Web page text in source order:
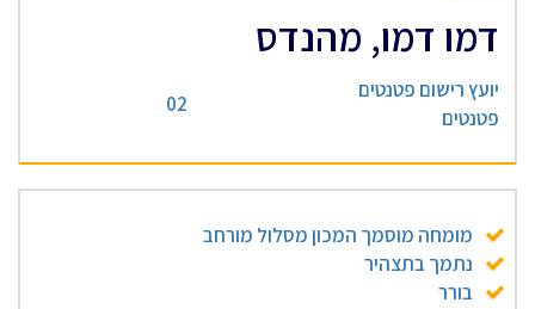
דמו דמו, מהנדס
יועץ רישום פטנטים
פטנטים
02
מומחה מוסמך המכון מסלול מורחב
נתמך בתצהיר
בורר